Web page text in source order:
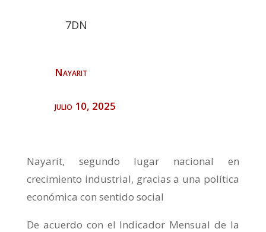
7DN
Nayarit
julio 10, 2025
Nayarit, segundo lugar nacional en
crecimiento industrial, gracias a una política
económica con sentido social
De acuerdo con el Indicador Mensual de la